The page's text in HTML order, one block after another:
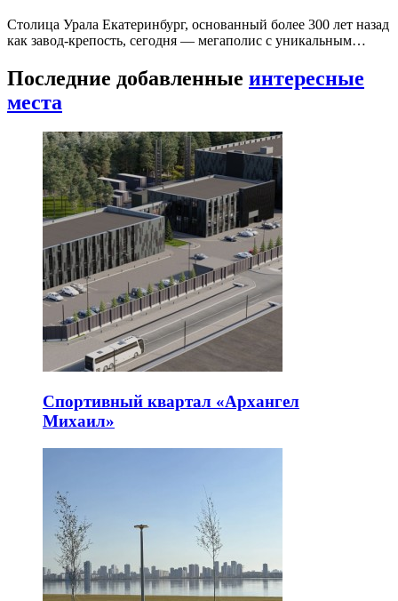
Столица Урала Екатеринбург, основанный более 300 лет назад
как завод-крепость, сегодня — мегаполис с уникальным…
Последние добавленные интересные
места
Спортивный квартал «Архангел
Михаил»